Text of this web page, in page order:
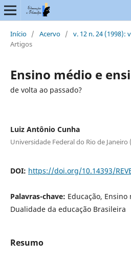
Início / Acervo / v. 12 n. 24 (1998):
Artigos
Ensino médio e
de volta ao passado?
Luiz Antônio Cunha
Universidade Federal do Rio de Janeiro
DOI: https://doi.org/10.14393/
Palavras-chave: Educação,
Dualidade da educação Brasileira
Resumo